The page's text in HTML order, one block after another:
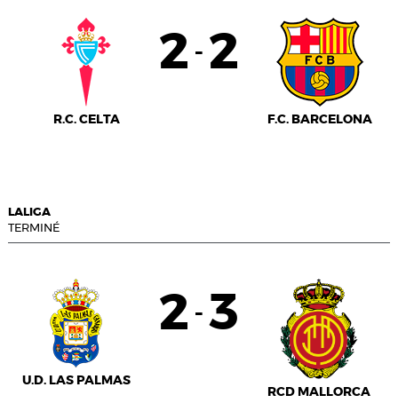
R.C. CELTA
2 - 2
F.C. BARCELONA
LALIGA
TERMINÉ
U.D. LAS PALMAS
2 - 3
RCD MALLORCA